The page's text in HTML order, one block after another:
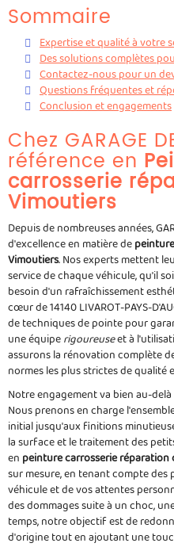
Sommaire
Expertise et qualité à votre
Des solutions complètes
Contactez-nous pour un
Questions fréquentes et
Conclusion et engagements
Chez GARAGE
référence en
carrosserie
Vimoutiers
Depuis de nombreuses années,
d'excellence en matière de
Vimoutiers. Nos experts mettent
service de chaque véhicule, qu'il
besoin d'un rafraîchissement
cœur de 14140 LIVAROT-PAYS-
de techniques de pointe pour
une équiperigoureuseet à
assurons la rénovation complète
normes les plus strictes de qualité
Notre engagement va bien au-
Nous prenons en charge
initial jusqu'aux finitions
la surface et le traitement des
en peinture carrosserie réparation
sur mesure, en tenant compte
véhicule et de vos attentes
des dommages suite à un choc,
temps, notre objectif est de
d'origine tout en ajoutant une